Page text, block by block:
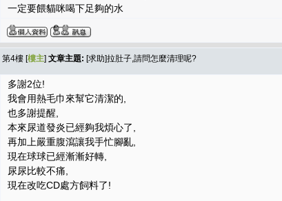
一定要餵貓咪喝下足夠的水
第4樓 [樓主] 文章主題: [求助]拉肚子,請問怎麼清理呢?
多謝2位!
我會用熱毛巾來幫它清潔的,
也多謝提醒,
本來尿道發炎已經夠我煩心了,
再加上嚴重腹瀉讓我手忙腳亂,
現在球球已經漸漸好轉,
尿尿比較不痛,
現在改吃CD處方飼料了!